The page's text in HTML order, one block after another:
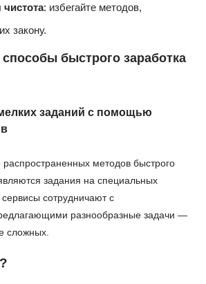
: избегайте методов,
закону.
быстрого заработка
заданий с помощью
методов быстрого
задания на специальных
сотрудничают с
разнообразные задачи —
сложных.